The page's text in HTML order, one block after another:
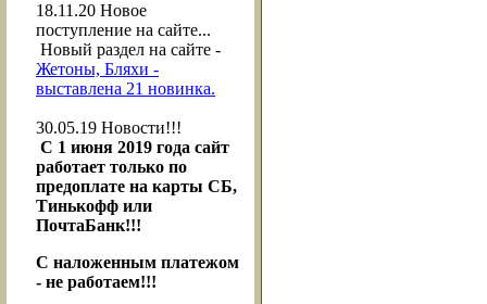
18.11.20 Новое
поступление на сайте...
Новый раздел на сайте -
Жетоны, Бляхи -
выставлена 21 новинка.
30.05.19 Новости!!!
С 1 июня 2019 года сайт
работает только по
предоплате на карты СБ,
Тинькофф или
ПочтаБанк!!!
С наложенным платежом
- не работаем!!!